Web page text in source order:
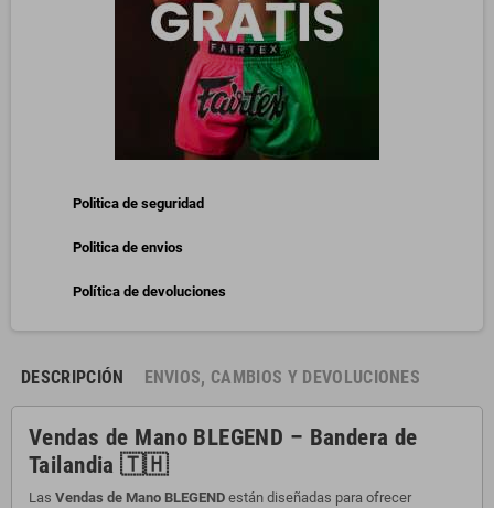
Politica de seguridad
Politica de envios
Política de devoluciones
DESCRIPCIÓN ENVIOS, CAMBIOS Y DEVOLUCIONES
Vendas de Mano BLEGEND – Bandera de
Tailandia 🇹🇭
Las Vendas de Mano BLEGEND están diseñadas para ofrecer